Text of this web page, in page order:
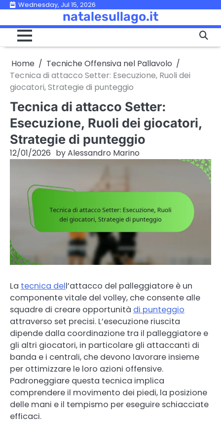
Skip
content
Wednesday, Jul 15, 2026
natalesullago.it
Home
Tecniche Offensiva nel Pallavolo
Tecnica di attacco Setter: Esecuzione, Ruoli dei
giocatori, Strategie di punteggio
Tecnica di attacco Setter:
Esecuzione, Ruoli dei giocatori,
Strategie di punteggio
12/01/2026 byAlessandro Marino
La tecnica dell’attacco del palleggiatore è un
componente vitale del volley, che consente alle
squadre di creare opportunità di punteggio
attraverso set precisi. L’esecuzione riuscita
dipende dalla coordinazione tra il palleggiatore e
gli altri giocatori, in particolare gli attaccanti di
banda e i centrali, che devono lavorare insieme
per ottimizzare le loro azioni offensive.
Padroneggiare questa tecnica implica
comprendere il movimento dei piedi, la posizione
delle mani e il tempismo per eseguire schiacciate
efficaci.